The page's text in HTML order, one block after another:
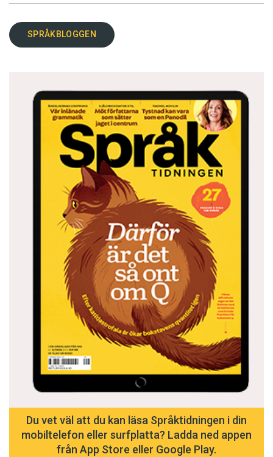
SPRÅKBLOGGEN
Du vet väl att du kan läsa Språktidningen i din
mobiltelefon eller surfplatta? Ladda ned appen
från App Store eller Google Play.